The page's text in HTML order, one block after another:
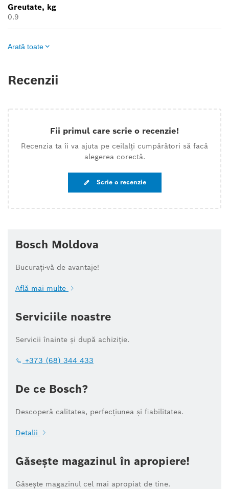
Greutate, kg
0.9
Arată toate
Recenzii
Fii primul care scrie o recenzie!
Recenzia ta îi va ajuta pe ceilalți cumpărători să facă
alegerea corectă.
Scrie o recenzie
Bosch Moldova
Bucurați-vă de avantaje!
Află mai multe
Serviciile noastre
Servicii înainte și după achiziție.
+373 (68) 344 433
De ce Bosch?
Descoperă calitatea, perfecțiunea și fiabilitatea.
Detalii
Găsește magazinul în apropiere!
Găsește magazinul cel mai apropiat de tine.